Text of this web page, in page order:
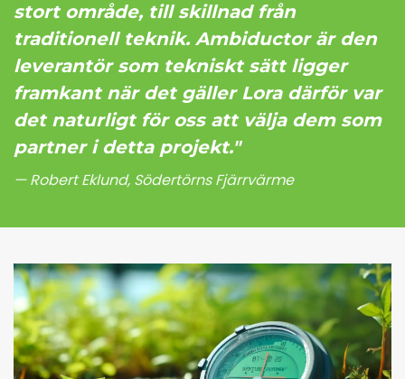
stort område, till skillnad från
traditionell teknik. Ambiductor är den
leverantör som tekniskt sätt ligger
framkant när det gäller Lora därför var
det naturligt för oss att välja dem som
partner i detta projekt."
Robert Eklund, Södertörns Fjärrvärme